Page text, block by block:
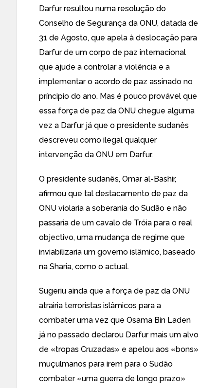
Darfur resultou numa resolução do
Conselho de Segurança da ONU, datada de
31 de Agosto, que apela à deslocação para
Darfur de um corpo de paz internacional
que ajude a controlar a violência e a
implementaro acordo de paz assinado no
príncipio do ano. Mas é pouco provável que
essa força de paz da ONU chegue alguma
vez a Darfur já que o presidente sudanês
descreveu como ilegal qualquer
intervenção da ONU em Darfur.
O presidente sudanês, Omar al-Bashir,
afirmou que tal destacamento de paz da
ONU violaria a soberania do Sudão e não
passaria de um cavalo de Tróia para o real
objectivo, uma mudança de regime que
inviabilizaria um governo islâmico, baseado
na Sharia, como o actual.
Sugeriu ainda que a força de paz da ONU
atrairia terroristas islâmicos para a
combater uma vez que Osama Bin Laden
já no passado declarou Darfur mais um alvo
de «tropas Cruzadas» e apelou aos «bons»
muçulmanos para irem para o Sudão
combater «uma guerra de longo prazo»